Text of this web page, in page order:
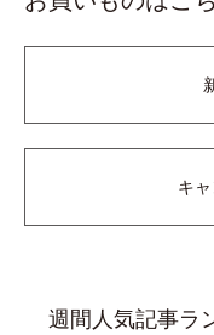
キ
週間人気記事ラ